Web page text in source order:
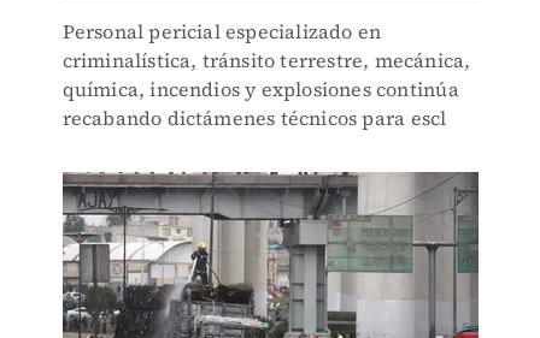
Personal pericial especializado en
criminalística, tránsito terrestre, mecánica,
química, incendios y explosiones continúa
recabando dictámenes técnicos para escl